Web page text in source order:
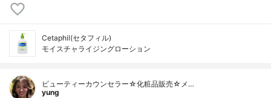
Cetaphil(セタフィル)
モイスチャライジングローション
ビューティーカウンセラー☆化粧品販売☆メ…
yung